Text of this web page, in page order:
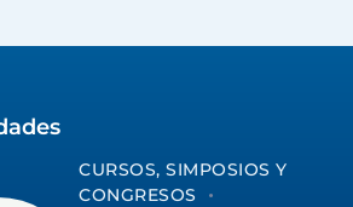
CURSOS, SIMPOSIOS Y
CONGRESOS